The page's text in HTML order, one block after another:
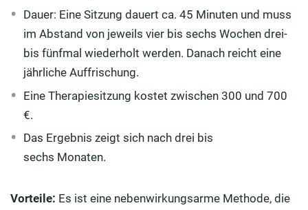
Dauer: Eine Sitzung dauert ca. 45 Minuten und muss
im Abstand von jeweils vier bis sechs Wochen drei-
bis fünfmal wiederholt werden. Danach reicht eine
jährliche Auffrischung.
Eine Therapiesitzung kostet zwischen 300 und 700
€.
Das Ergebnis zeigt sich nach drei bis
sechs Monaten.
Vorteile: Es ist eine nebenwirkungsarme Methode, die